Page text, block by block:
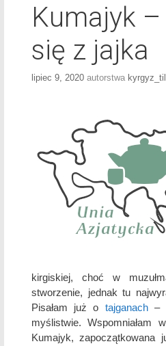
Kumajyk –
się z jajka
lipiec 9, 2020 autorstwa
kirgiskiej, choć w
stworzenie, jednak tu
Pisałam już o tajganach–
myślistwie. Wspomniałam
Kumajyk, zapoczątkowana